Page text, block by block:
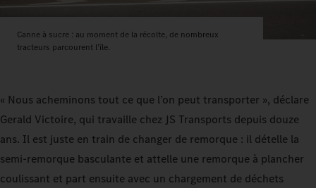
Canne à sucre : au moment de la récolte, de nombreux
tracteurs parcourent l’île.
« Nous acheminons tout ce que l’on peut transporter », déclare
Gerald Victoire, qui travaille chez JS Transports depuis douze
ans. Il est juste en train de changer de remorque : il dételle la
semi-remorque basculante et attelle une remorque à plancher
coulissant et part ensuite avec un chargement de déchets